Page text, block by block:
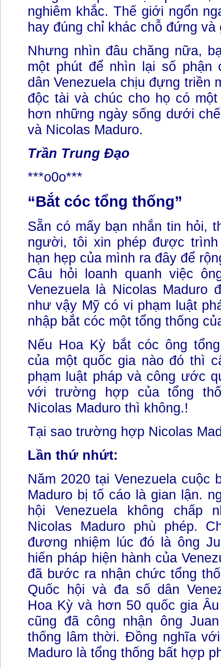
nghiêm khắc. Thế giới ngổn
hay đúng chỉ khác chỗ đứng và
Nhưng nhìn đâu chăng nữa,
một phút để nhìn lại số phận
dân Venezuela chịu đựng triền
độc tài và chúc cho họ có
hơn những ngày sống dưới
và Nicolas Maduro.
Trần Trung Đạo
***o0o***
“Bắt cóc tổng thống”
Sẵn có mấy bạn nhắn tin hỏi,
người, tôi xin phép được
hạn hẹp của mình ra đây để
Câu hỏi loanh quanh việc
Venezuela là Nicolas Maduro
như vậy Mỹ có vi phạm luật
nhập bắt cóc một tổng thống
Nếu Hoa Kỳ bắt cóc ông
của một quốc gia nào đó thì
phạm luật pháp và công ước
với trường hợp của tổng
Nicolas Maduro thì không.!
Tại sao trường hợp Nicolas
Lần thứ nhứt:
Năm 2020 tại Venezuela cuộc
Maduro bị tố cáo là gian lận.
hội Venezuela không chấp
Nicolas Maduro phù phép.
đương nhiệm lúc đó là ông
hiến pháp hiện hành của
đã bước ra nhận chức tổng
Quốc hội và đa số dân
Hoa Kỳ và hơn 50 quốc gia
cũng đã công nhận ông
thống lâm thời. Đồng nghĩa
Maduro là tổng thống bất hợp